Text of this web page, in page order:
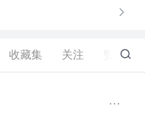
收藏集 关注 1